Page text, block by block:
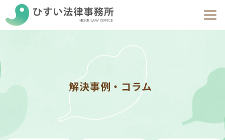
解決事例・コラム